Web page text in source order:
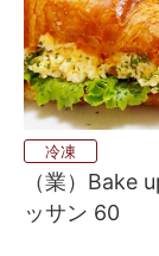
冷凍
（業）Bake
ッサン 60